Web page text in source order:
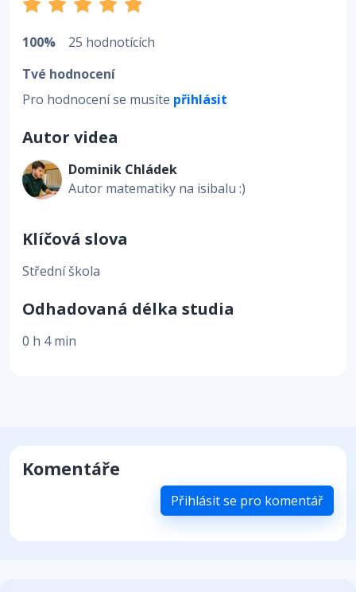
100%
25 hodnotících
Tvé hodnocení
Pro hodnocení se musíte přihlásit
Autor videa
Dominik Chládek
Autor matematiky na isibalu :)
Klíčová slova
Střední škola
Odhadovaná délka studia
0 h 4 min
Komentáře
Přihlásit se pro komentář